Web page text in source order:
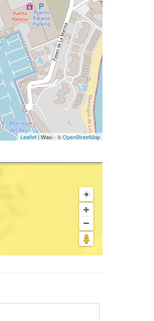
Leaflet | Wasi - ©OpenStreetMap